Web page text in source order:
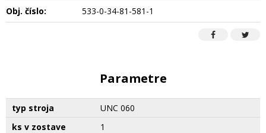
Obj. číslo: 533-0-34-81-581-1
Parametre
typ stroja
UNC 060
ks v zostave
1